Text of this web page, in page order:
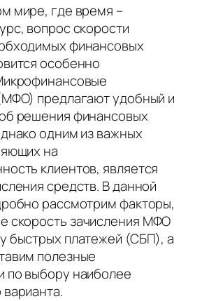
мире, где время –
вопрос скорости
финансовых
особенно
предлагают удобный и
решения финансовых
одним из важных
на
клиентов, является
средств. В данной
рассмотрим факторы,
скорость зачисления МФО
быстрых платежей (СБП), а
полезные
по выбору наиболее